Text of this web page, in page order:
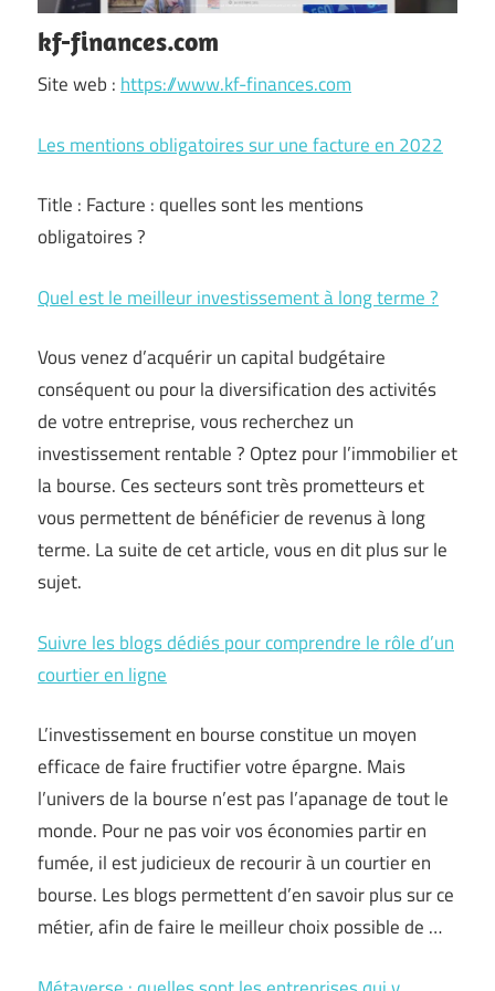
kf-finances.com
Site web :https://www.kf-finances.com
Les mentions obligatoires sur une facture en 2022
Title : Facture : quelles sont les mentions
obligatoires ?
Quel est le meilleur investissement à long terme ?
Vous venez d’acquérir un capital budgétaire
conséquent ou pour la diversification des activités
de votre entreprise, vous recherchez un
investissement rentable ? Optez pour l’immobilier et
la bourse. Ces secteurs sont très prometteurs et
vous permettent de bénéficier de revenus à long
terme. La suite de cet article, vous en dit plus sur le
sujet.
Suivre les blogs dédiés pour comprendre le rôle d’un
courtier en ligne
L’investissement en bourse constitue un moyen
efficace de faire fructifier votre épargne. Mais
l’univers de la bourse n’est pas l’apanage de tout le
monde. Pour ne pas voir vos économies partir en
fumée, il est judicieux de recourir à un courtier en
bourse. Les blogs permettent d’en savoir plus sur ce
métier, afin de faire le meilleur choix possible de …